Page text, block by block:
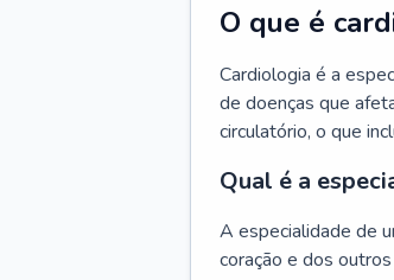
O que é
Cardiologia é a
de doenças que
circulatório, o que
Qual é a
A especialidade de
coração e dos